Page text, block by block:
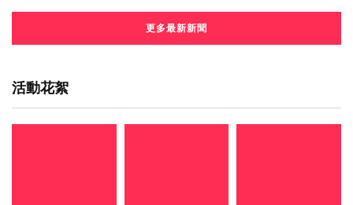
更多最新新聞
活動花絮